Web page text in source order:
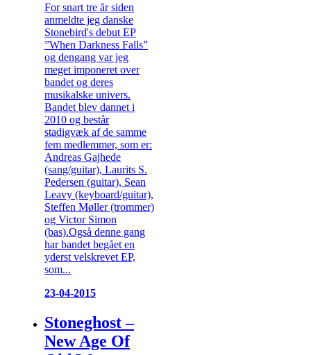
For snart tre år siden
anmeldte jeg danske
Stonebird's debut EP
”When Darkness Falls”
og dengang var jeg
meget imponeret over
bandet og deres
musikalske univers.
Bandet blev dannet i
2010 og består
stadigvæk af de samme
fem medlemmer, som er:
Andreas Gajhede
(sang/guitar), Laurits S.
Pedersen (guitar), Sean
Leavy (keyboard/guitar),
Steffen Møller (trommer)
og Victor Simon
(bas).Også denne gang
har bandet begået en
yderst velskrevet EP,
som...
23-04-2015
Stoneghost –
New Age Of